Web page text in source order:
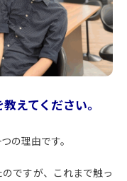
えてください。
の理由です。
ですが、これまで触っ